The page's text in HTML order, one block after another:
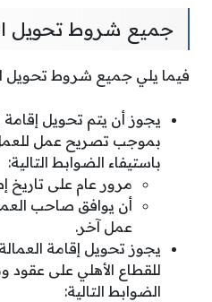
جميع شروط تحويل
فيما يلي جميع شروط تحويل
يجوز أن يتم تحويل إقامة
بموجب تصريح عمل
باستيفاء الضوابط التالية:
مرور عام على تاريخ
أن يوافق صاحب
عمل آخر.
يجوز تحويل إقامة
للقطاع الأهلي على عقود
الضوابط التالية: